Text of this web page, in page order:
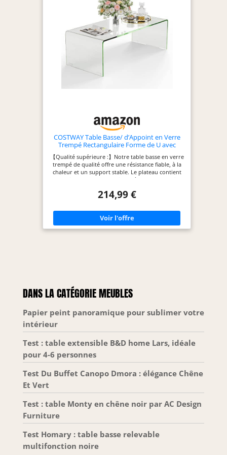
COSTWAY Table Basse/ d’Appoint en Verre
Trempé Rectangulaire Forme de U avec
Bords Arrondis Lisses, Table Basse
Transparente Simple & Moderne pour Salon,
Bureau, Hôtel
【Qualité supérieure :】Notre table basse en verre
trempé de qualité offre une résistance fiable, à la
chaleur et un support stable. Le plateau contient
vos objets avec la charge jusqu'à 30 kg. Les patins
lisse :】La table basse transparente offre un accès
moyen unique de mettre en valeur les objets
décoratifs. Les bords lisses évitent les blessures
accidentelles tout en ajoutant de la beauté. 【Style
minimaliste :】Des lignes simples associées à une
collation, étagère de présentation, petite table
d'appoint ou table de canapé. Elle est peu
couloir, bureau. 【Aucun assemblage requis &
nettoyage facile :】Cette table basse de salon est
conçue avec un processus de moulage en une
seule pièce. La surface imperméable et anti-
rayures facilite l'essuyage pour enlever les
empreintes digitales et les taches.
214,99 €
DANS LA CATÉGORIE MEUBLES
Papier peint panoramique pour sublimer votre
intérieur
Test : table extensible B&D home Lars, idéale
pour 4-6 personnes
Test Du Buffet Canopo Dmora : élégance Chêne
Et Vert
Test : table Monty en chêne noir par AC Design
Furniture
Test Homary : table basse relevable
multifonction noire